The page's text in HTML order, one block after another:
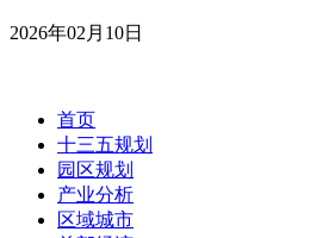
2026年02月10日
首页
十三五规划
园区规划
产业分析
区域城市